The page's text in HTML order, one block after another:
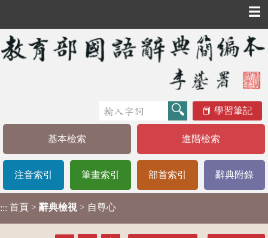
☰
學習筆記
基本檢索 進階檢索
注音索引 筆畫索引 部首索引 辭典附錄
::: 首頁 > 辭典檢視 > 自尊心